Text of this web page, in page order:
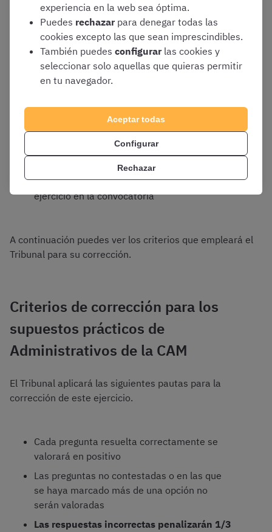
El formato elegido para este ejercicio es un cuestionario
tipo test con las siguientes particularidades:
Los 2 supuestos prácticos
preguntas tipo test
Cada pregunta incluirá 4 respuestas
alternativas, siendo solo 1 de ellas la
Tendrás 45 minutospara resolver este
ejercicio en la convocatoria
A continuación puedes ver los criterios que empleará el
Tribunal para su corrección.
Criterios de corrección para los
supuestos prácticos de
Administrativos de la CAM
El Tribunal aplicará las siguientes pautas para la
corrección de este ejercicio.
Cada pregunta resuelta correctamente se
valorará en positivo
Las preguntas no contestadas o en las que
se haya marcado más de una opción no
serán valoradas
Las respuestas incorrectas penalizarán 1/3
experiencia en la web sea óptima.
Puedes rechazar para denegar todas las
cookies excepto las que sean imprescindibles.
También puedes configurar las cookies y
seleccionar solo aquellas que quieras permitir
en tu navegador.
Aceptar todas
Configurar
Rechazar